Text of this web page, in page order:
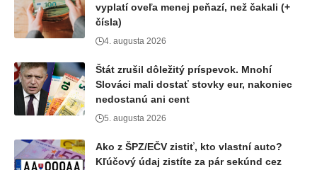
vyplatí oveľa menej peňazí, než čakali (+
čísla)
4. augusta 2026
Štát zrušil dôležitý príspevok. Mnohí
Slováci mali dostať stovky eur, nakoniec
nedostanú ani cent
5. augusta 2026
Ako z ŠPZ/EČV zistiť, kto vlastní auto?
Kľúčový údaj zistíte za pár sekúnd cez